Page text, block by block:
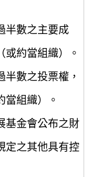
半數之主要成
或約當組織）。
數之投票權，
當組織）。
基金會公布之財
定之其他具有控